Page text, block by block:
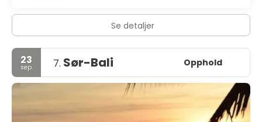
Se detaljer
23
sep. 7. Sør-Bali Opphold